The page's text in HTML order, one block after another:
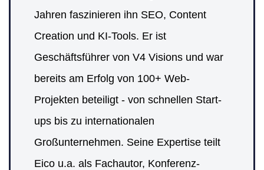
Jahren faszinieren ihn SEO, Content
Creation und KI-Tools. Er ist
Geschäftsführer von V4 Visions und war
bereits am Erfolg von 100+ Web-
Projekten beteiligt - von schnellen Start-
ups bis zu internationalen
Großunternehmen. Seine Expertise teilt
Eico u.a. als Fachautor, Konferenz-